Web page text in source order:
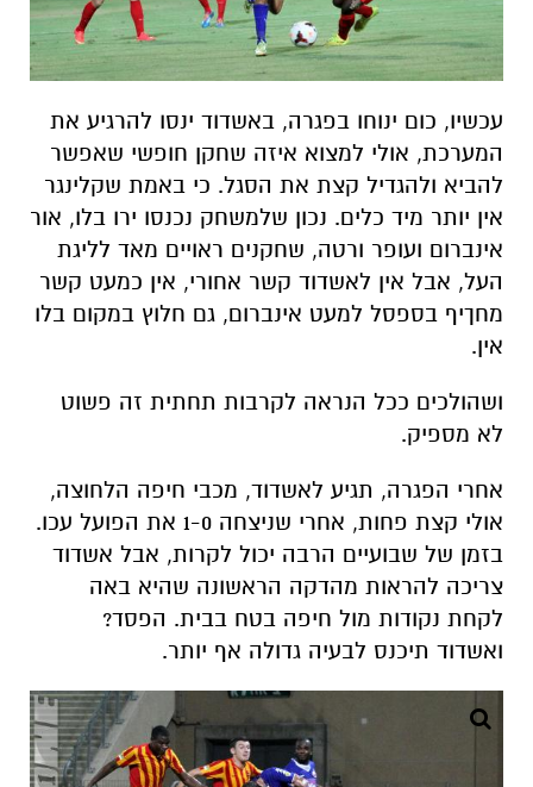
עכשיו, כום ינוחו בפגרה, באשדוד ינסו להרגיע את
המערכת, אולי למצוא איזה שחקן חופשי שאפשר
להביא ולהגדיל קצת את הסגל. כי באמת שקלינגר
אין יותר מיד כלים. נכון שלמשחק נכנסו ירו בלו, אור
אינברום ועופר ורטה, שחקנים ראויים מאד לליגת
העל, אבל אין לאשדוד קשר אחורי, אין כמעט קשר
מחךיף בספסל למעט אינברום, גם חלוץ במקום בלו
אין.
ושהולכים ככל הנראה לקרבות תחתית זה פשוט
לא מספיק.
אחרי הפגרה, תגיע לאשדוד, מכבי חיפה הלחוצה,
אולי קצת פחות, אחרי שניצחה 1-0 את הפועל עכו.
בזמן של שבועיים הרבה יכול לקרות, אבל אשדוד
צריכה להראות מהדקה הראשונה שהיא באה
לקחת נקודות מול חיפה בטח בבית. הפסד?
ואשדוד תיכנס לבעיה גדולה אף יותר.